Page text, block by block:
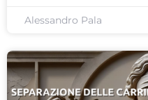
Alessandro Pala